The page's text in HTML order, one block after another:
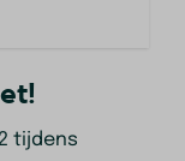
tijdens